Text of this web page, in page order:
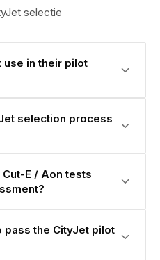
selectie
use in their pilot
selection process
E / Aon tests
pass the CityJet pilot